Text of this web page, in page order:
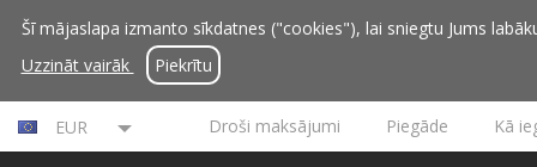
Šī mājaslapa izmanto sīkdatnes ("cookies"), lai sniegtu Jums
Uzzināt vairāk
Piekrītu
EUR Droši maksājumi Piegāde Kā